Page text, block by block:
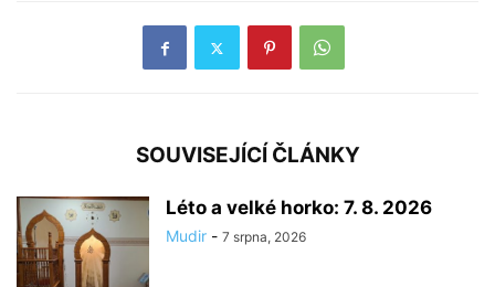
SOUVISEJÍCÍ ČLÁNKY
Léto a velké horko: 7. 8. 2026
Mudir - 7 srpna, 2026